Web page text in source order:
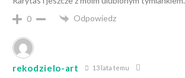
0
Odpowiedz
rekodzielo-art 13 lata temu